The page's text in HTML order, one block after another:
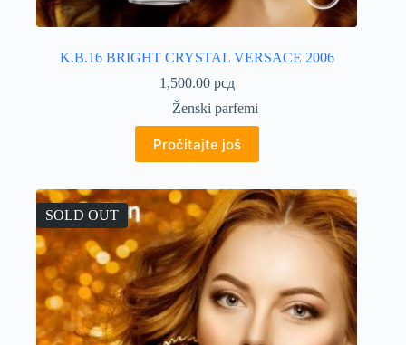
K.B.16 BRIGHT CRYSTAL VERSACE 2006
1,500.00 рсд
Ženski parfemi
Pročitajte još
SOLD OUT